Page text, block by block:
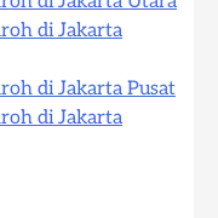
di Jakarta
di Jakarta Pusat
di Jakarta